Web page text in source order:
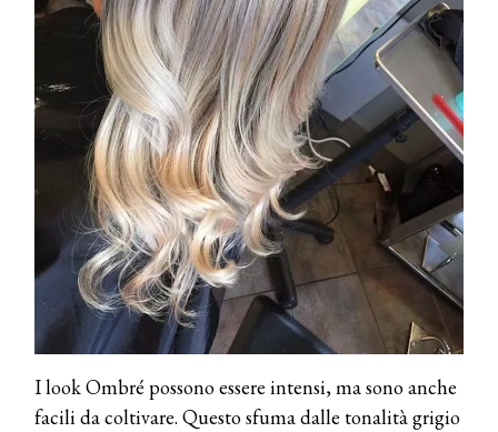
I look Ombré possono essere intensi, ma sono anche
facili da coltivare. Questo sfuma dalle tonalità grigio